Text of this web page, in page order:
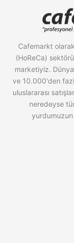
Cafemarkt
(HoReCa)
marketiyiz.
ve 10.000'den
uluslararası
neredeyse